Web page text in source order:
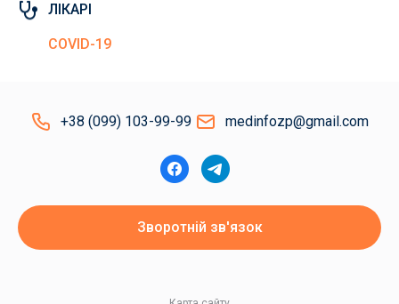
ЛІКАРІ
COVID-19
+38 (099) 103-99-99 medinfozp@gmail.com
Зворотній зв'язок